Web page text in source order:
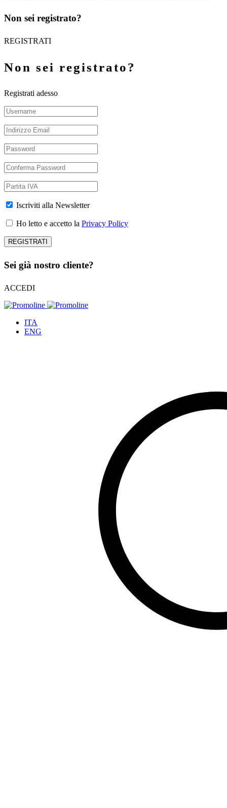
Non sei registrato?
REGISTRATI
Non sei registrato?
Registrati adesso
Iscriviti alla Newsletter
Ho letto e accetto la Privacy Policy
Sei già nostro cliente?
ACCEDI
ITA
ENG